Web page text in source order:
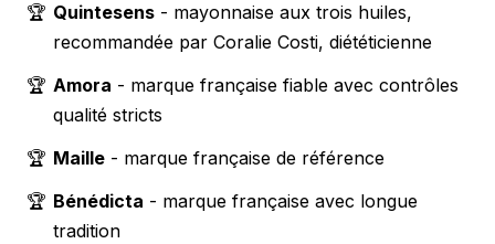
🏆 Quintesens - mayonnaise aux trois huiles,
recommandée par Coralie Costi, diététicienne
🏆 Amora - marque française fiable avec contrôles
qualité stricts
🏆 Maille - marque française de référence
🏆 Bénédicta - marque française avec longue
tradition